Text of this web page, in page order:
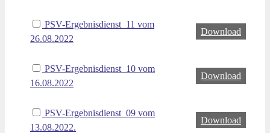
PSV-Ergebnisdienst_11 vom
26.08.2022
Download
PSV-Ergebnisdienst_10 vom
16.08.2022
Download
PSV-Ergebnisdienst_09 vom
13.08.2022.
Download